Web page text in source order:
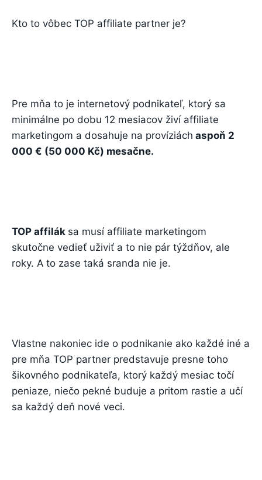
Kto to vôbec TOP affiliate partner je?
Pre mňa to je internetový podnikateľ, ktorý sa
minimálne po dobu 12 mesiacov živí affiliate
marketingom a dosahuje na províziách aspoň 2
000 € (50 000 Kč) mesačne.
TOP affilák sa musí affiliate marketingom
skutočne vedieť uživiť a to nie pár týždňov, ale
roky. A to zase taká sranda nie je.
Vlastne nakoniec ide o podnikanie ako každé iné a
pre mňa TOP partner predstavuje presne toho
šikovného podnikateľa, ktorý každý mesiac točí
peniaze, niečo pekné buduje a pritom rastie a učí
sa každý deň nové veci.